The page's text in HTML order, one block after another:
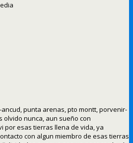
punta arenas, pto montt, porvenir-
olvido nunca, aun sueño con
por esas tierras llena de vida, ya
con algun miembro de esas tierras